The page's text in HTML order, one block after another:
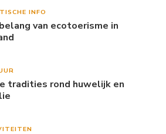
INFO
van ecotoerisme in
tradities rond huwelijk en